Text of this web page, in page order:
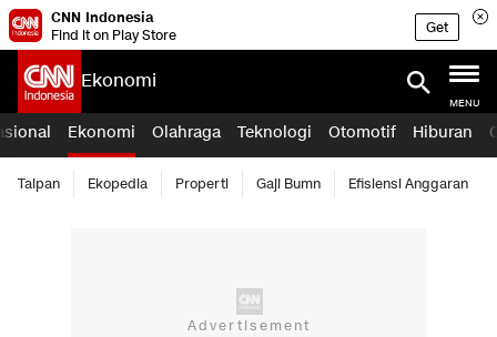
CNN Indonesia
Find it on Play Store
Get
Ekonomi
MENU
Ekonomi Olahraga Teknologi Otomotif Hiburan
Taipan Ekopedia Properti Gaji Bumn Efisiensi Anggaran